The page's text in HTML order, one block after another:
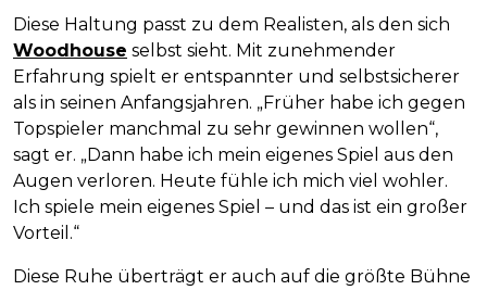
Diese Haltung passt zu dem Realisten, als den sich
Woodhouse selbst sieht. Mit zunehmender
Erfahrung spielt er entspannter und selbstsicherer
als in seinen Anfangsjahren. „Früher habe ich gegen
Topspieler manchmal zu sehr gewinnen wollen“,
sagt er. „Dann habe ich mein eigenes Spiel aus den
Augen verloren. Heute fühle ich mich viel wohler.
Ich spiele mein eigenes Spiel – und das ist ein großer
Vorteil.“
Diese Ruhe überträgt er auch auf die größte Bühne